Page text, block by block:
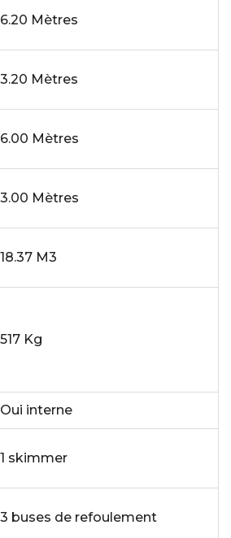
6.20 Mètres
3.20 Mètres
6.00 Mètres
3.00 Mètres
18.37 M3
517 Kg
Oui interne
1 skimmer
3 buses de refoulement